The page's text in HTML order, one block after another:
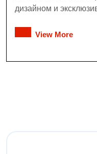
дизайном и
View More